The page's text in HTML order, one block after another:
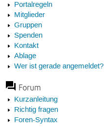
Portalregeln
Mitglieder
Gruppen
Spenden
Kontakt
Ablage
Wer ist gerade angemeldet?
Forum
Kurzanleitung
Richtig fragen
Foren-Syntax